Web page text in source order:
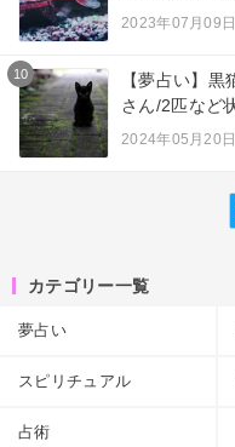
2023年07月09日
10
【夢占い】
さん/2匹など
2024年05月20日
カテゴリー一覧
夢占い
スピリチュアル
占術